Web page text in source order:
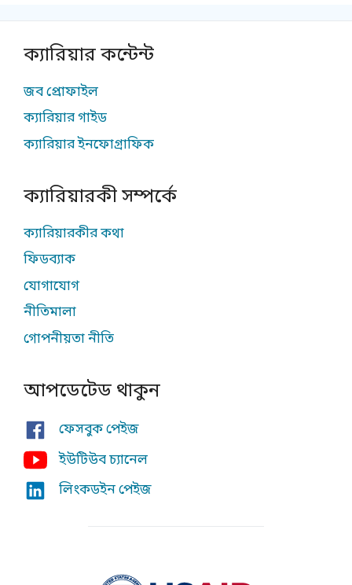
ক্যারিয়ার কন্টেন্ট
জব প্রোফাইল
ক্যারিয়ার গাইড
ক্যারিয়ার ইনফোগ্রাফিক
ক্যারিয়ারকী সম্পর্কে
ক্যারিয়ারকীর কথা
ফিডব্যাক
যোগাযোগ
নীতিমালা
গোপনীয়তা নীতি
আপডেটেড থাকুন
ফেসবুক পেইজ
ইউটিউব চ্যানেল
লিংকডইন পেইজ